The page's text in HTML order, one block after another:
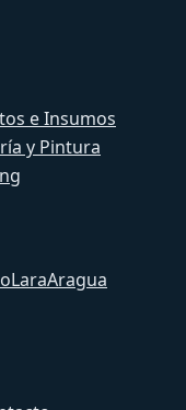
e Insumos
y Pintura
LaraAragua